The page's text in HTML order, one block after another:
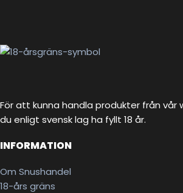
För att kunna handla produkter från vår
du enligt svensk lag ha fyllt 18 år.
INFORMATION
Om Snushandel
18-års gräns